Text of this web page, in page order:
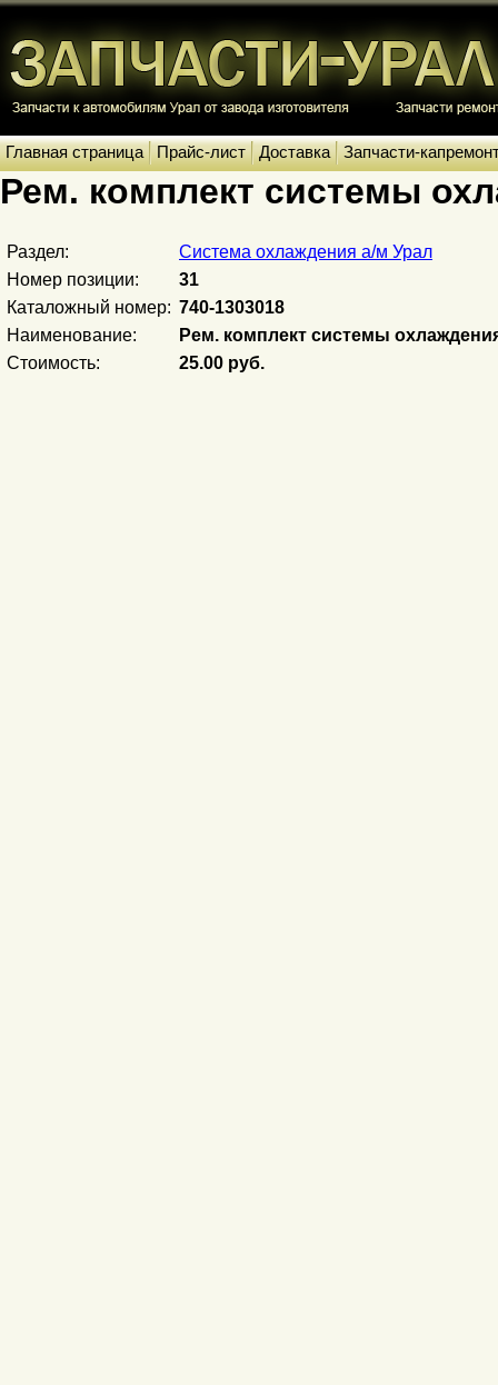
Главная страница Прайс-лист Доставка Запчасти-
Рем. комплект системы
Раздел:
Система охлаждения а/м Урал
Номер позиции:
31
Каталожный номер: 740-1303018
Наименование:
Рем. комплект системы
Стоимость:
25.00 руб.